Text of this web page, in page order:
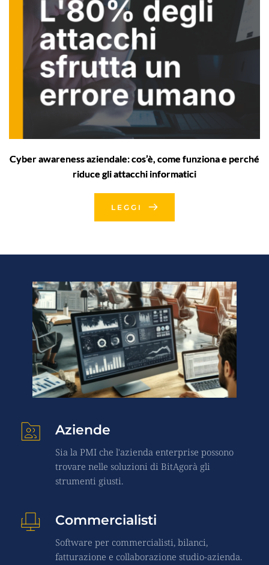
Cyber awareness aziendale: cos’è, come funziona e perché
riduce gli attacchi informatici
LEGGI
Aziende
Sia la PMI che l'azienda enterprise possono
trovare nelle soluzioni di BitAgorà gli
strumenti giusti.
Commercialisti
Software per commercialisti, bilanci,
fatturazione e collaborazione studio-azienda.